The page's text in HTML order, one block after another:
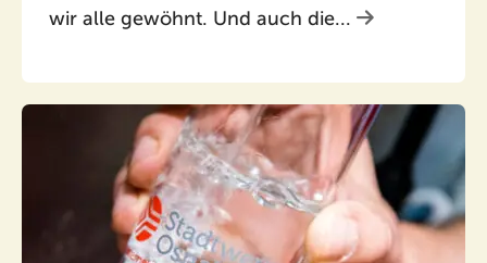
wir alle gewöhnt. Und auch die...